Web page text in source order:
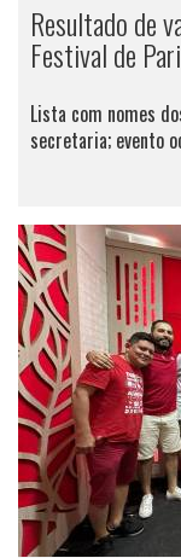
Resultado de
Festival de
Lista com nomes
secretaria; evento